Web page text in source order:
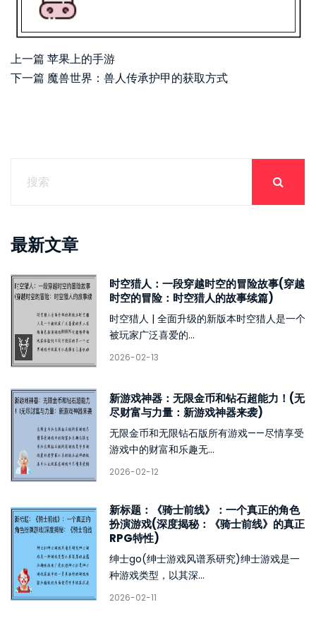
上一篇 苹果上的手游
下一篇 魔兽世界：兽人传承护甲的获取方式
最新文章
时空猎人：一段穿越时空的冒险故事(穿越
时空的冒险：时空猎人的故事续篇)
时空猎人 | 全面升级的新版本时空猎人是一个
被玩家广泛喜爱的...
2026-02-13
新游戏神器：无限金币和钻石超能力！(无
尽财富与力量：新游戏神器来袭)
无限金币和无限钻石版所有游戏——尽情享受
游戏中的财富和乐趣无...
2026-02-12
新标题：《骑士前线》：一个真正的角色
扮演游戏(深度揭秘：《骑士前线》的真正
RPG特性)
绅士go(绅士游戏风谱系研究)绅士游戏是一
种游戏类型，以其深...
2026-02-11